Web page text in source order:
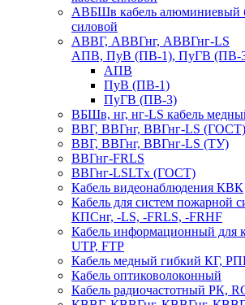
АВБШв кабель алюминиевый
силовой
АВВГ, АВВГнг, АВВГнг-LS
АПВ, ПуВ (ПВ-1), ПуГВ (ПВ-
АПВ
ПуВ (ПВ-1)
ПуГВ (ПВ-3)
ВБШв, нг, нг-LS кабель
ВВГ, ВВГнг, ВВГнг-LS (ГОСТ)
ВВГ, ВВГнг, ВВГнг-LS (ТУ)
ВВГнг-FRLS
ВВГнг-LSLTx (ГОСТ)
Кабель видеонаблюдения КВК
Кабель для систем пожарной
КПСнг, -LS, -FRLS, -FRHF
Кабель информационный для
UTP, FTP
Кабель медный гибкий КГ,
Кабель оптиковолоконный
Кабель радиочастотный РК,